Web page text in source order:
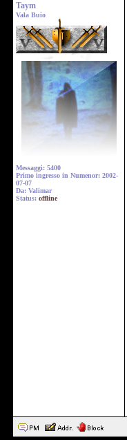
Taym
Vala Buio
Messaggi: 5400
Primo ingresso in Numenor: 2002-
07-07
Da: Valimar
Status: offline